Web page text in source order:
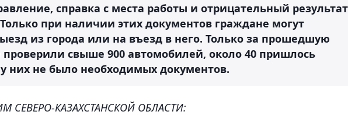
справка с места работы и отрицательный результат
при наличии этих документов граждане могут
из города или на въезд в него. Только за прошедшую
свыше 900 автомобилей, около 40 пришлось
у них не было необходимых документов.
СЕВЕРО-КАЗАХСТАНСКОЙ ОБЛАСТИ: